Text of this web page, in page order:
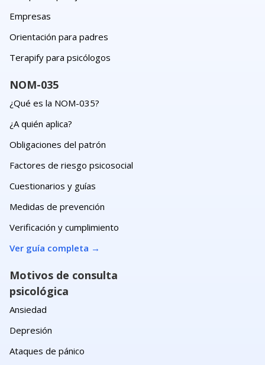
Empresas
Orientación para padres
Terapify para psicólogos
NOM-035
¿Qué es la NOM-035?
¿A quién aplica?
Obligaciones del patrón
Factores de riesgo psicosocial
Cuestionarios y guías
Medidas de prevención
Verificación y cumplimiento
Ver guía completa →
Motivos de consulta
psicológica
Ansiedad
Depresión
Ataques de pánico